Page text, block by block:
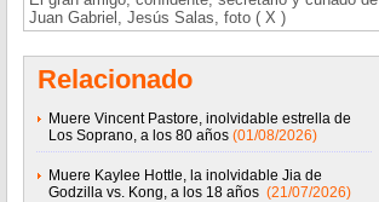
Juan Gabriel, Jesús Salas, foto ( X )
Relacionado
Muere Vincent Pastore, inolvidable estrella de
Los Soprano, a los 80 años (01/08/2026)
Muere Kaylee Hottle, la inolvidable Jia de
Godzilla vs. Kong, a los 18 años (21/07/2026)